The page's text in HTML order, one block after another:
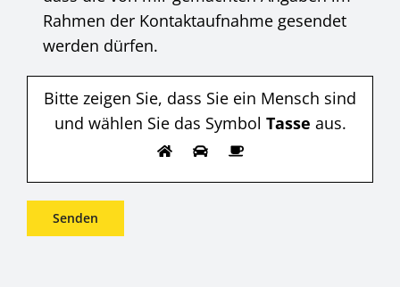
Rahmen der Kontaktaufnahme gesendet
werden dürfen.
Bitte zeigen Sie, dass Sie ein Mensch sind
und wählen Sie das Symbol Tasse aus.